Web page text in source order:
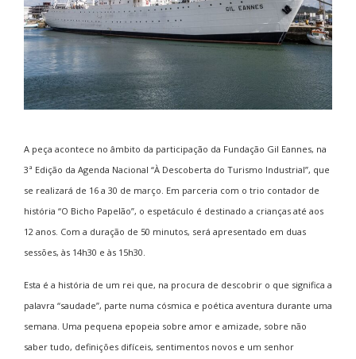
A peça acontece no âmbito da participação da Fundação Gil Eannes, na
3ª Edição da Agenda Nacional “À Descoberta do Turismo Industrial”, que
se realizará de 16 a 30 de março. Em parceria com o trio contador de
história “O Bicho Papelão”, o espetáculo é destinado a crianças até aos
12 anos. Com a duração de 50 minutos, será apresentado em duas
sessões, às 14h30 e às 15h30.
Esta é a história de um rei que, na procura de descobrir o que significa a
palavra “saudade”, parte numa cósmica e poética aventura durante uma
semana. Uma pequena epopeia sobre amor e amizade, sobre não
saber tudo, definições difíceis, sentimentos novos e um senhor